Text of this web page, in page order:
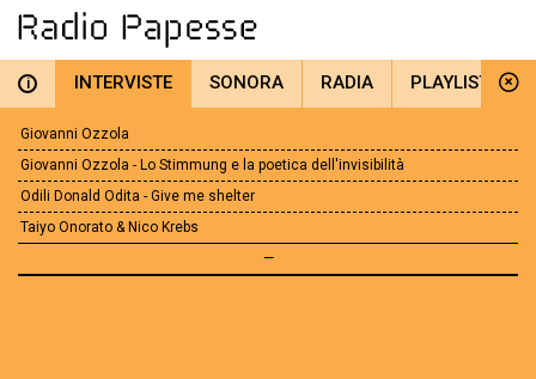
i INTERVISTE SONORA RADIA PLAYLIST
Giovanni Ozzola
Giovanni Ozzola - Lo Stimmung e la poetica dell'invisibilità
Odili Donald Odita - Give me shelter
Taiyo Onorato & Nico Krebs
—